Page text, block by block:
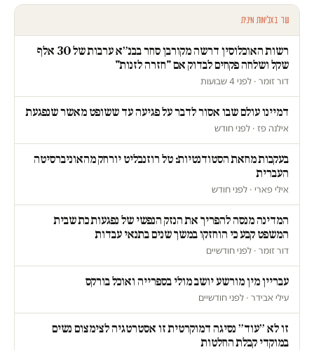
עוד באלימות מינית
רשות האוכלוסין דרשה מקורבן סחר בבנ״א ערבות של 30 אלף
שקל ושלחה פקחים לבדוק אם "חזרה לזנות"
דור זומר · לפני 4 שבועות
דמיינו עולם שבו אסור לדבר על פגיעה עד ששופט מאשר שנפגעת
אילנה פז · לפני חודש
בעקבות מחאת הסטודנטיות: טל רוזנבליט יורחק מהאוניברסיטה
העברית
אילי פארי · לפני חודש
המדינה מנסה להפריך את הנזק הנפשי של נפגעות כת שבית
המשפט קבע כי הוחזקו במשך שנים בתנאי עבדות
דור זומר · לפני חודשיים
עבריין מין מורשע יושב מולי בספרייה ואוכל בורקס
עילי אבידר · לפני חודשיים
זו לא ״עוד״ נסיגה דמוקרטית זו אסטרטגיה לצימצום נשים
במוקדי קבלת החלטות